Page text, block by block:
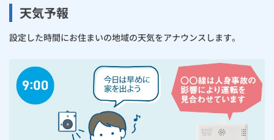
天気予報
設定した時間にお住まいの地域の天気をアナウンスします。